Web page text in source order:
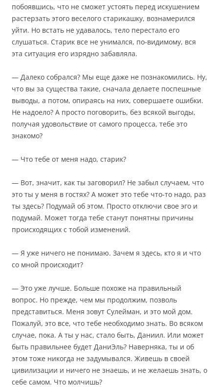
побоявшись, что не сможет устоять перед искушением
растерзать этого веселого старикашку, вознамерился
уйти. Но встать не удавалось, тело перестало его
слушаться. Старик все не унимался, по-видимому, вся
эта ситуация его изрядно забавляла.
— Далеко собрался? Мы еще даже не познакомились. Ну,
что вы за существа такие, сначала делаете поспешные
выводы, а потом, опираясь на них, совершаете ошибки.
Не надоело? А просто поговорить, без всякой выгоды,
получая удовольствие от самого процесса, тебе это
знакомо?
— Что тебе от меня надо, старик?
— Вот, значит, как ты заговорил? Не забыл случаем, что
это ты у меня в гостях? А может это тебе что-то надо, раз
ты здесь? Подумай об этом. Просто отключи свое эго и
подумай. Может тогда тебе станут понятны причины
происходящих с тобой изменений.
— Я уже ничего не понимаю. Зачем я здесь, кто я и что
со мной происходит?
— Это уже лучше. Больше похоже на правильный
вопрос. Но прежде, чем мы продолжим, позволь
представиться. Меня зовут Сулейман, и это мой дом.
Пожалуй, это все, что тебе необходимо знать. Во всяком
случае, пока. А ты у нас, стало быть, Даниил. Или может
быть правильнее будет ДаниЭль? Наверняка, ты и об
этом тоже никогда не задумывался. Живешь в своей
цивилизации и ничего не знаешь, и не желаешь знать, о
себе самом. Что молчишь?